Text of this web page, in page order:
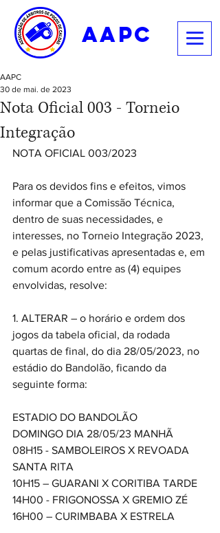
aapc
Nota Oficial 003 - Torneio
Integração
AAPC
30 de mai. de 2023
NOTA OFICIAL 003/2023
Para os devidos fins e efeitos, vimos
informar que a Comissão Técnica,
dentro de suas necessidades, e
interesses, no Torneio Integração 2023,
e pelas justificativas apresentadas e, em
comum acordo entre as (4) equipes
envolvidas, resolve:
1. ALTERAR – o horário e ordem dos
jogos da tabela oficial, da rodada
quartas de final, do dia 28/05/2023, no
estádio do Bandolão, ficando da
seguinte forma:
ESTADIO DO BANDOLÃO
DOMINGO DIA 28/05/23 MANHÃ
08H15 - SAMBOLEIROS X REVOADA
SANTA RITA
10H15 – GUARANI X CORITIBA TARDE
14H00 - FRIGONOSSA X GREMIO ZÉ
16H00 – CURIMBABA X ESTRELA